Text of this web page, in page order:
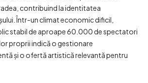
contribuind la identitatea
Într-un climat economic dificil,
stabil de aproape 60.000 de spectatori
proprii indică o gestionare
și o ofertă artistică relevantă pentru